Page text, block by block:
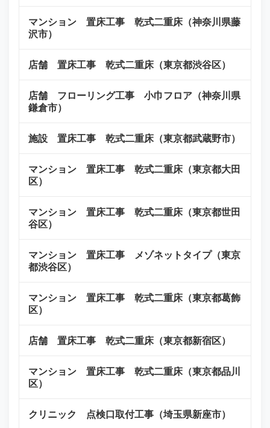
マンション 置床工事 乾式二重床（神奈川県藤
沢市）
店舗 置床工事 乾式二重床（東京都渋谷区）
店舗 フローリング工事 小巾フロア（神奈川県
鎌倉市）
施設 置床工事 乾式二重床（東京都武蔵野市）
マンション 置床工事 乾式二重床（東京都大田
区）
マンション 置床工事 乾式二重床（東京都世田
谷区）
マンション 置床工事 メゾネットタイプ（東京
都渋谷区）
マンション 置床工事 乾式二重床（東京都葛飾
区）
店舗 置床工事 乾式二重床（東京都新宿区）
マンション 置床工事 乾式二重床（東京都品川
区）
クリニック 点検口取付工事（埼玉県新座市）